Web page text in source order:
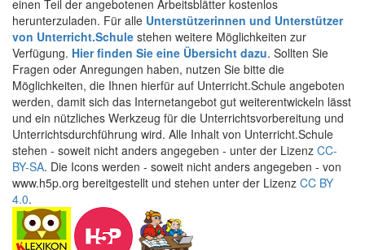
einen Teil der angebotenen Arbeitsblätter kostenlos
herunterzuladen. Für alle Unterstützerinnen und Unterstützer
von Unterricht.Schule stehen weitere Möglichkeiten zur
Verfügung. Hier finden Sie eine Übersicht dazu. Sollten Sie
Fragen oder Anregungen haben, nutzen Sie bitte die
Möglichkeiten, die Ihnen hierfür auf Unterricht.Schule angeboten
werden, damit sich das Internetangebot gut weiterentwickeln lässt
und ein nützliches Werkzeug für die Unterrichtsvorbereitung und
Unterrichtsdurchführung wird. Alle Inhalt von Unterricht.Schule
stehen - soweit nicht anders angegeben - unter der Lizenz CC-
BY-SA. Die Icons werden - soweit nicht anders angegeben - von
www.h5p.org bereitgestellt und stehen unter der Lizenz CC BY
4.0.